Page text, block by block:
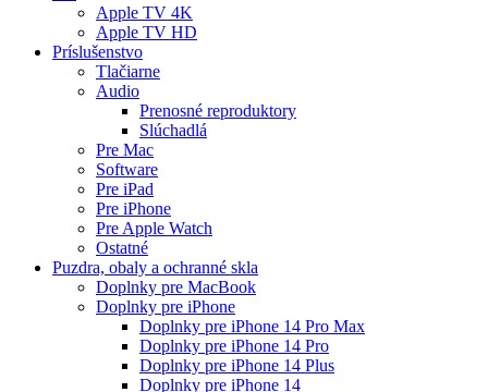
Apple TV 4K
Apple TV HD
Príslušenstvo
Tlačiarne
Audio
Prenosné reproduktory
Slúchadlá
Pre Mac
Software
Pre iPad
Pre iPhone
Pre Apple Watch
Ostatné
Puzdra, obaly a ochranné skla
Doplnky pre MacBook
Doplnky pre iPhone
Doplnky pre iPhone 14 Pro Max
Doplnky pre iPhone 14 Pro
Doplnky pre iPhone 14 Plus
Doplnky pre iPhone 14